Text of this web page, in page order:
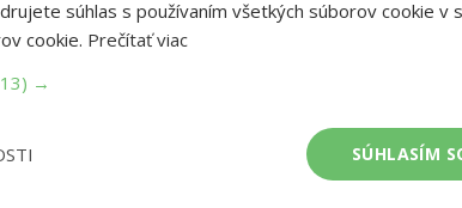
súhlas s používaním všetkých súborov cookie v
cookie. Prečítať viac
→
SÚHLASÍM